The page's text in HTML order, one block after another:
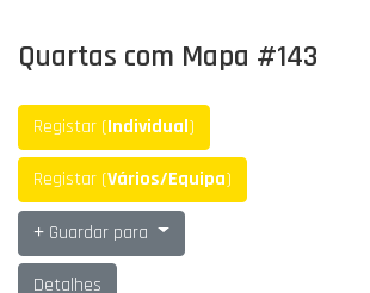
Quartas com Mapa #143
Registar (Individual)
Registar (Vários/Equipa)
Guardar para
Detalhes